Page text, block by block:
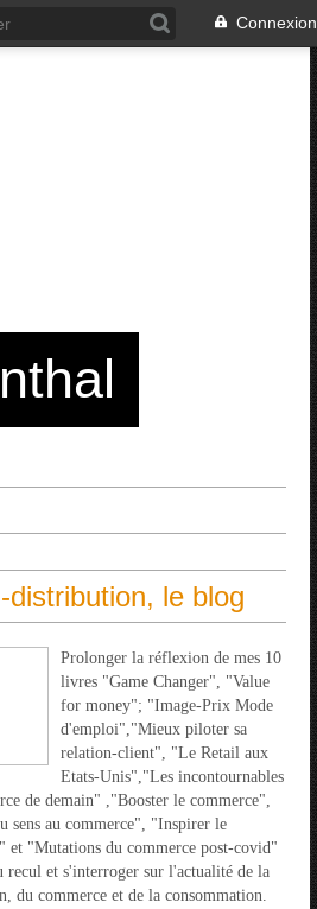
Connexion
distribution, le blog
Prolonger la réflexion de mes 10
livres "Game Changer", "Value
for money"; "Image-Prix Mode
d'emploi","Mieux piloter sa
relation-client", "Le Retail aux
Etats-Unis","Les incontournables
de demain" ,"Booster le commerce",
sens au commerce", "Inspirer le
et "Mutations du commerce post-covid"
recul et s'interroger sur l'actualité de la
du commerce et de la consommation.